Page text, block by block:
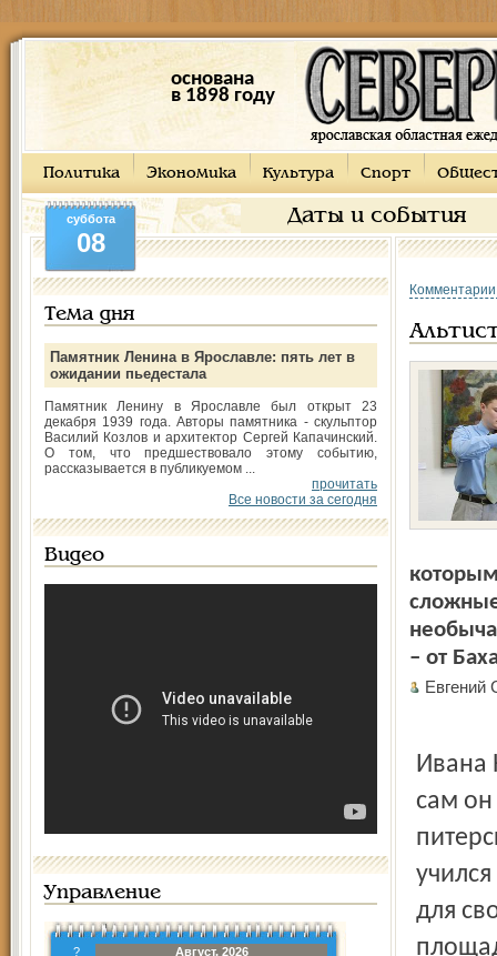
основана
в 1898 году
Политика Экономика Культура Спорт
Даты и события
суббота
08
Тема дня
Памятник Ленина в Ярославле: пять лет в
ожидании пьедестала
Памятник Ленину в Ярославле был открыт 23
декабря 1939 года. Авторы памятника - скульптор
Василий Козлов и архитектор Сергей Капачинский.
О том, что предшествовало этому событию,
рассказывается в публикуемом ...
прочитать
Все новости за сегодня
Видео
Управление
?
Август, 2026
– от
Ивана
сам он
для